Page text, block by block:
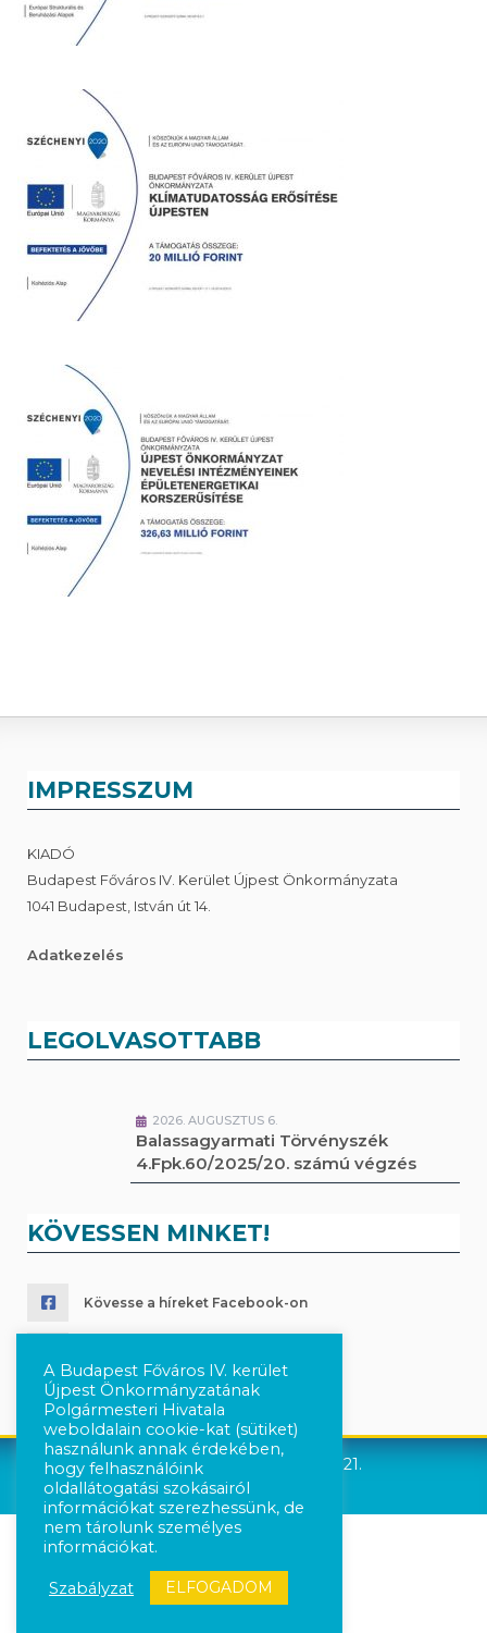
IMPRESSZUM
KIADÓ
Budapest Főváros IV. Kerület Újpest Önkormányzata
1041 Budapest, István út 14.
Adatkezelés
LEGOLVASOTTABB
2026. AUGUSZTUS 6.
Balassagyarmati Törvényszék
4.Fpk.60/2025/20. számú végzés
KÖVESSEN MINKET!
Kövesse a híreket Facebook-on
Újpest Önkormányzata © 2021.
A Budapest Főváros IV. kerület
Újpest Önkormányzatának
Polgármesteri Hivatala
weboldalain cookie-kat (sütiket)
használunk annak érdekében,
hogy felhasználóink
oldallátogatási szokásairól
információkat szerezhessünk, de
nem tárolunk személyes
információkat.
Szabályzat ELFOGADOM